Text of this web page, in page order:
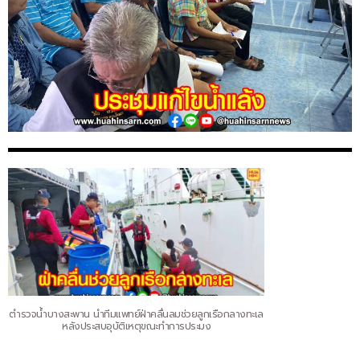
ตำรวจน้ำบางสะพาน นำทีมแพทย์ฝ่าคลื่นลมช่วยลูกเรือกลางทะเล
หลังประสบอุบัติเหตุขณะทำการประมง